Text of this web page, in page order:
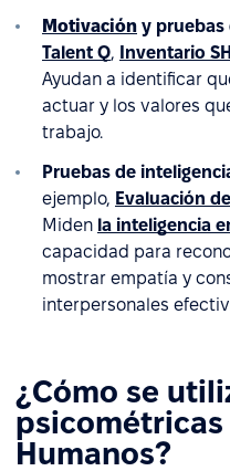
Motivación y pruebas
Talent Q, Inventario
Ayudan a identificar
actuar y los valores
trabajo.
Pruebas de
ejemplo, Evaluación
Miden la inteligencia
capacidad para
mostrar empatía y
interpersonales
¿Cómo se
psicométricas
Humanos?